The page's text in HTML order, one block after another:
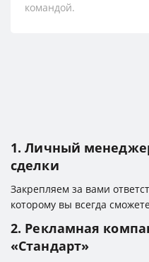
командой.
1. Личный
сделки
Закрепляем за вами
которому вы всегда
2. Рекламная
«Стандарт»